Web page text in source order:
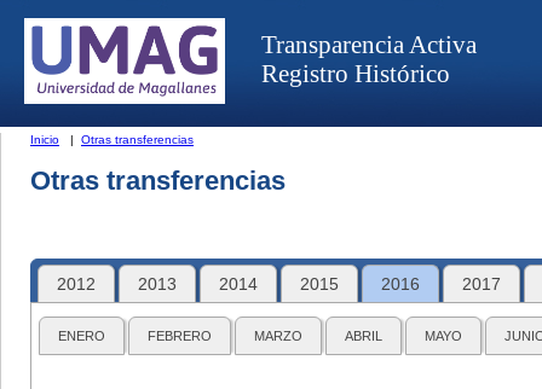
Transparencia Activa
Registro Histórico
Inicio | Otras transferencias
Otras transferencias
2012 2013 2014 2015 2016 2017
ENERO FEBRERO MARZO ABRIL MAYO